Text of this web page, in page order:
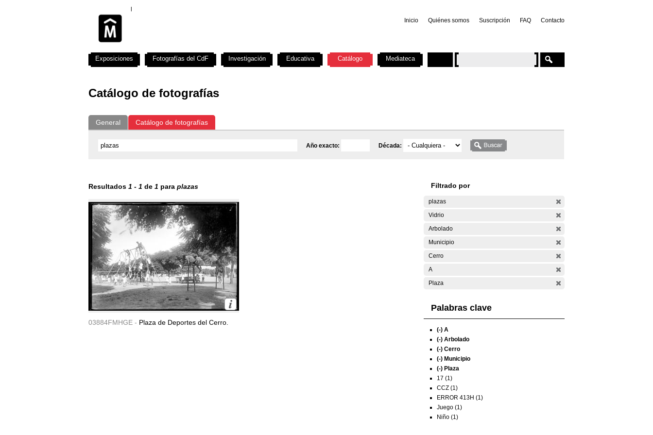
Inicio Quiénes somos Suscripción FAQ Contacto
Catálogo de fotografías
General Catálogo de fotografías
Año exacto: Década:
Resultados 1 - 1 de 1 para plazas
03884FMHGE - Plaza de Deportes del Cerro.
Filtrado por
plazas
Vidrio
Arbolado
Municipio
Cerro
A
Plaza
Palabras clave
(-) A
(-) Arbolado
(-) Cerro
(-) Municipio
(-) Plaza
17 (1)
CCZ (1)
ERROR 413H (1)
Juego (1)
Niño (1)
Exposiciones Fotografías del CdF Investigación Educativa Catálogo Mediateca